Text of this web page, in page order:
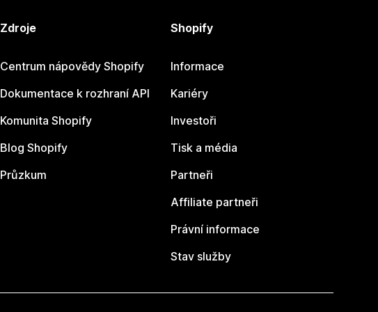
Zdroje
Centrum nápovědy Shopify
Dokumentace k rozhraní API
Komunita Shopify
Blog Shopify
Průzkum
Shopify
Informace
Kariéry
Investoři
Tisk a média
Partneři
Affiliate partneři
Právní informace
Stav služby